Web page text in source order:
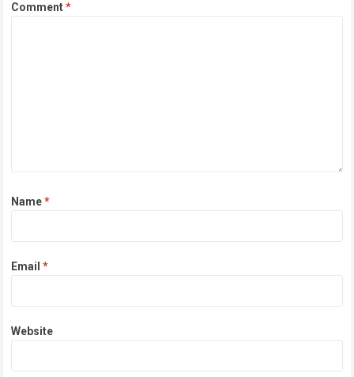
Comment*
Name*
Email*
Website